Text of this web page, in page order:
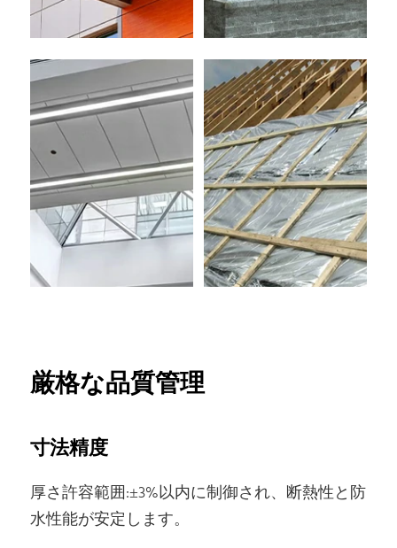
厳格な品質管理
寸法精度
厚さ許容範囲:±3%以内に制御され、断熱性と防
水性能が安定します。